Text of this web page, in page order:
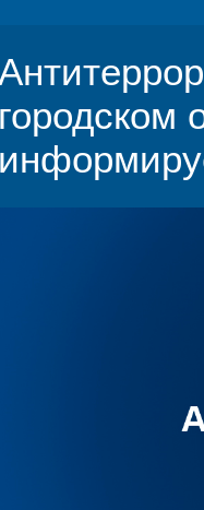
городском